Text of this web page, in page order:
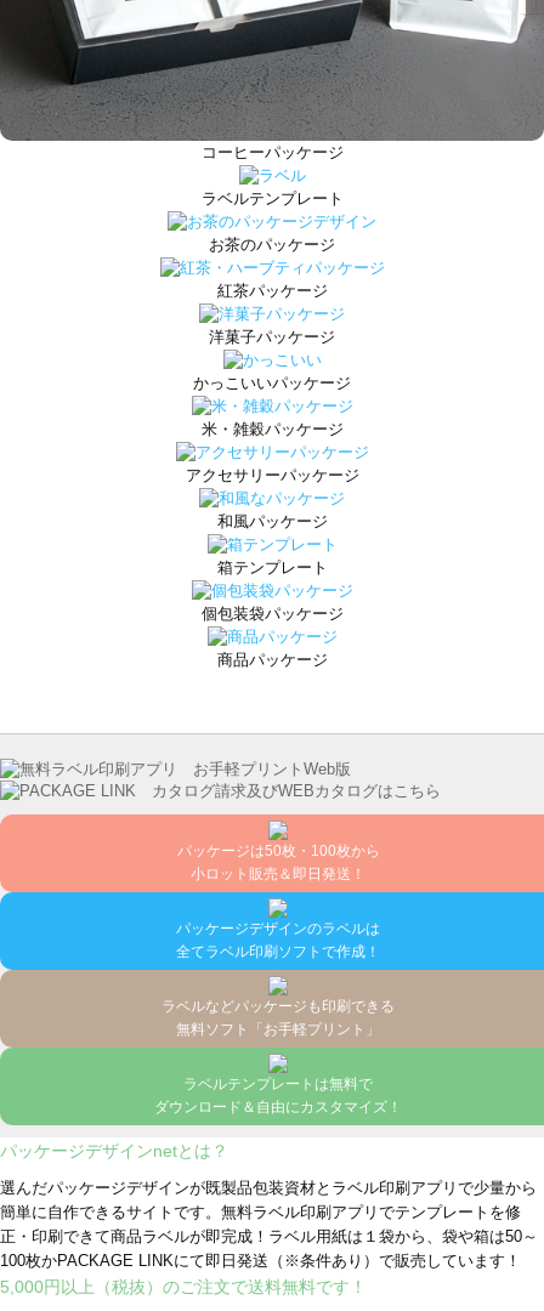
コーヒーパッケージ
ラベルテンプレート
お茶のパッケージ
紅茶パッケージ
洋菓子パッケージ
かっこいいパッケージ
米・雑穀パッケージ
アクセサリーパッケージ
和風パッケージ
箱テンプレート
個包装袋パッケージ
商品パッケージ
パッケージは50枚・100枚から
小ロット販売＆即日発送！
パッケージデザインのラベルは
全てラベル印刷ソフトで作成！
ラベルなどパッケージも印刷できる
無料ソフト「お手軽プリント」
ラベルテンプレートは無料で
ダウンロード＆自由にカスタマイズ！
パッケージデザインnetとは？
選んだパッケージデザインが既製品包装資材とラベル印刷アプリで少量から
簡単に自作できるサイトです。無料ラベル印刷アプリでテンプレートを修
正・印刷できて商品ラベルが即完成！ラベル用紙は１袋から、袋や箱は50～
100枚かPACKAGE LINKにて即日発送 （※条件あり） で販売しています！
5,000円以上（税抜）のご注文で送料無料です！